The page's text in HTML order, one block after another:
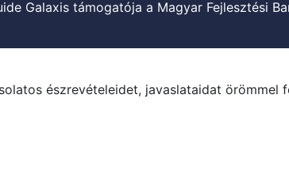
Galaxis támogatója a Magyar Fejlesztési
észrevételeidet, javaslataidat örömmel